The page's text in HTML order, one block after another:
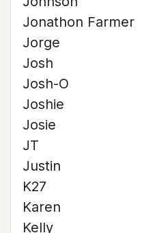
Jonathon Farmer
Jorge
Josh
Josh-O
Joshie
Josie
JT
Justin
K27
Karen
Kelly